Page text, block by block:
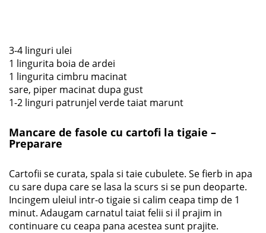
3-4 linguri ulei
1 lingurita boia de ardei
1 lingurita cimbru macinat
sare, piper macinat dupa gust
1-2 linguri patrunjel verde taiat marunt
Mancare de fasole cu cartofi la tigaie –
Preparare
Cartofii se curata, spala si taie cubulete. Se fierb in apa
cu sare dupa care se lasa la scurs si se pun deoparte.
Incingem uleiul intr-o tigaie si calim ceapa timp de 1
minut. Adaugam carnatul taiat felii si il prajim in
continuare cu ceapa pana acestea sunt prajite.